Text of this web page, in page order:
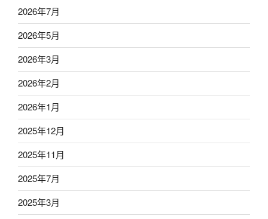
2026年7月
2026年5月
2026年3月
2026年2月
2026年1月
2025年12月
2025年11月
2025年7月
2025年3月